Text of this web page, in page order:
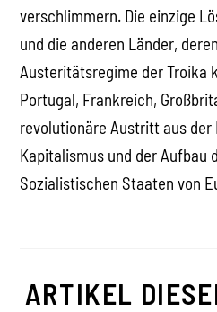
verschlimmern. Die einzige
und die anderen Länder,
Austeritätsregime der Troika
Portugal, Frankreich,
revolutionäre Austritt aus der
Kapitalismus und der Aufbau
Sozialistischen Staaten von
ARTIKEL